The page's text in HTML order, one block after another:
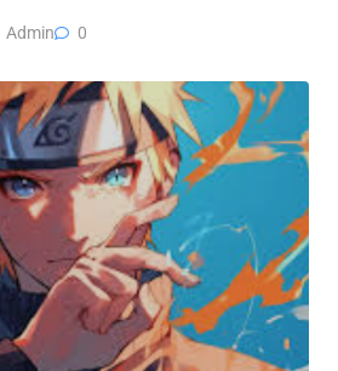
Admin 0